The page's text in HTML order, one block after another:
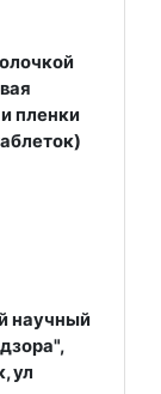
пленки
научный
ул